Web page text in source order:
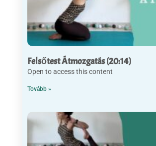
Felsőtest Átmozgatás (20:14)
Open to access this content
Tovább »